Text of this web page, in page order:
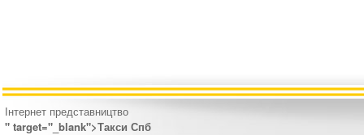
Інтернет представництво
" target="_blank">Такси Спб